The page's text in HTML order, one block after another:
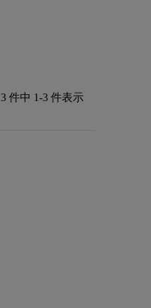
3 件中 1-3 件表示